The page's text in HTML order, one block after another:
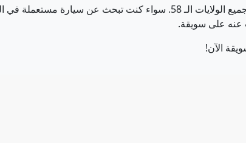
سويقة هي أكبر منصة إعلانات مبوبة مجانية في الجزائر، تغطي جميع الولايات الـ
على سويقة.
الآن!